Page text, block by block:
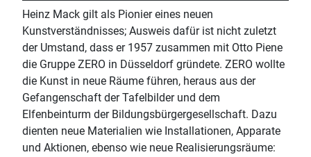
Heinz Mack gilt als Pionier eines neuen
Kunstverständnisses; Ausweis dafür ist nicht zuletzt
der Umstand, dass er 1957 zusammen mit Otto Piene
die Gruppe ZERO in Düsseldorf gründete. ZERO wollte
die Kunst in neue Räume führen, heraus aus der
Gefangenschaft der Tafelbilder und dem
Elfenbeinturm der Bildungsbürgergesellschaft. Dazu
dienten neue Materialien wie Installationen, Apparate
und Aktionen, ebenso wie neue Realisierungsräume: